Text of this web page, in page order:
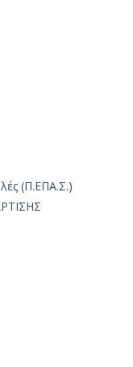
(Π.ΕΠΑ.Σ.)